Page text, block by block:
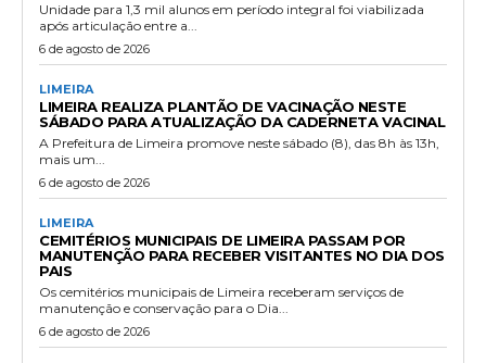
Unidade para 1,3 mil alunos em período integral foi viabilizada
após articulação entre a...
6 de agosto de 2026
LIMEIRA
LIMEIRA REALIZA PLANTÃO DE VACINAÇÃO NESTE
SÁBADO PARA ATUALIZAÇÃO DA CADERNETA VACINAL
A Prefeitura de Limeira promove neste sábado (8), das 8h às 13h,
mais um...
6 de agosto de 2026
LIMEIRA
CEMITÉRIOS MUNICIPAIS DE LIMEIRA PASSAM POR
MANUTENÇÃO PARA RECEBER VISITANTES NO DIA DOS
PAIS
Os cemitérios municipais de Limeira receberam serviços de
manutenção e conservação para o Dia...
6 de agosto de 2026